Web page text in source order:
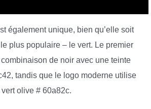
également unique, bien qu’elle soit
plus populaire – le vert. Le premier
de noir avec une teinte
tandis que le logo moderne utilise
olive # 60a82c.